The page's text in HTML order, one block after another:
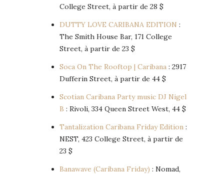
College Street, à partir de 28 $
DUTTY LOVE CARIBANA EDITION :
The Smith House Bar, 171 College
Street, à partir de 23 $
Soca On The Rooftop | Caribana : 2917
Dufferin Street, à partir de 44 $
Scotian Caribana Party music DJ Nigel
B : Rivoli, 334 Queen Street West, 44 $
Tantalization Caribana Friday Edition :
NEST, 423 College Street, à partir de
23 $
Banawave (Caribana Friday) : Nomad,